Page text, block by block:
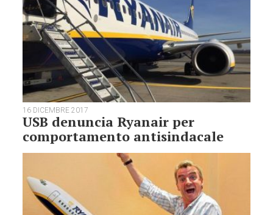
16 DICEMBRE 2017
USB denuncia Ryanair per
comportamento antisindacale